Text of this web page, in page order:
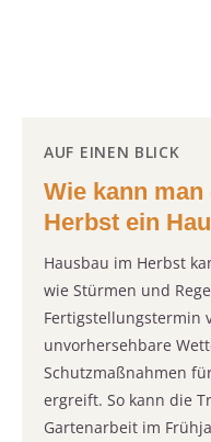
AUF EINEN BLICK
Wie kann
Herbst ein
Hausbau im Herbst
wie Stürmen und
Fertigstellungstermin
unvorhersehbare
Schutzmaßnahmen
ergreift. So kann die
Gartenarbeit im